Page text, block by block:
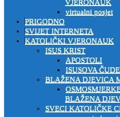
VJERONAUK
virtualni posjet
PRIGODNO
SVIJET INTERNETA
KATOLIČKI VJERONAUK
ISUS KRIST
APOSTOLI
ISUSOVA
BLAŽENA DJEVICA
BLAŽENA
SVECI KATOLIČKE